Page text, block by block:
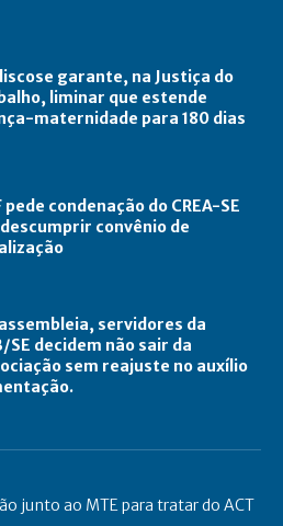
garante, na Justiça do
liminar que estende
maternidade para 180 dias
pede condenação do CREA-SE
convênio de
servidores da
SE decidem não sair da
sem reajuste no auxílio
junto ao MTE para tratar do ACT